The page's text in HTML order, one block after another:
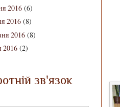
2016 (6)
2016 (8)
2016 (8)
2016 (2)
зв'язок